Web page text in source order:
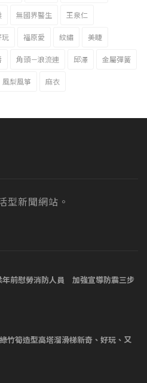
無國界醫生 王泉仁
玩 福原愛 紋繡 美睫
角頭－浪流連 邱澤 金屬彈簧
風梨風箏 麻衣
新聞網站。
年前慰勞消防人員 加強宣導防震三步
竹筍造型高塔溜滑梯新奇、好玩、又